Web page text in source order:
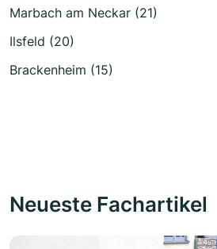
Marbach am Neckar (21)
Ilsfeld (20)
Brackenheim (15)
Neueste Fachartikel